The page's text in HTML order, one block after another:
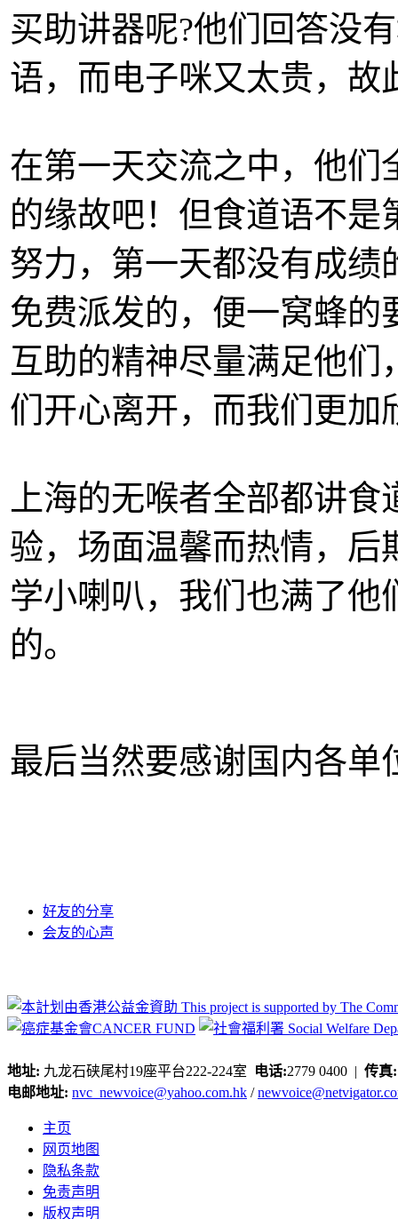
买助讲器呢?他们回答没
语，而电子咪又太贵，故
在第一天交流之中，他们
的缘故吧！但食道语不
努力，第一天都没有成绩
免费派发的，便一窝蜂的
互助的精神尽量满足他
们开心离开，而我们更加
上海的无喉者全部都讲
验，场面温馨而热情，后
学小喇叭，我们也满了他
的。
最后当然要感谢国内各单
好友的分享
会友的心声
地址: 九龙石硖尾村19座平台222-224室 电话:2779 0400 | 传
电邮地址: nvc_newvoice@yahoo.com.hk /
主页
网页地图
隐私条款
免责声明
版权声明